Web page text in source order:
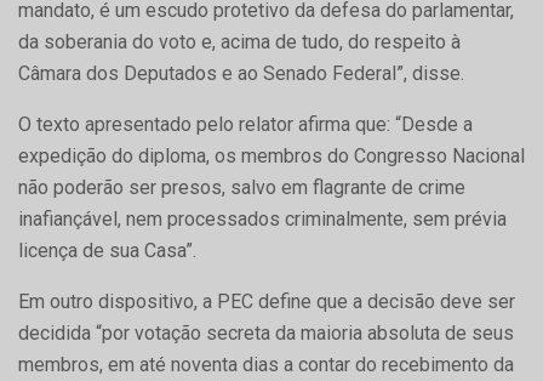
mandato, é um escudo protetivo da defesa do parlamentar,
da soberania do voto e, acima de tudo, do respeito à
Câmara dos Deputados e ao Senado Federal”, disse.
O texto apresentado pelo relator afirma que: “Desde a
expedição do diploma, os membros do Congresso Nacional
não poderão ser presos, salvo em flagrante de crime
inafiançável, nem processados criminalmente, sem prévia
licença de sua Casa”.
Em outro dispositivo, a PEC define que a decisão deve ser
decidida “por votação secreta da maioria absoluta de seus
membros, em até noventa dias a contar do recebimento da